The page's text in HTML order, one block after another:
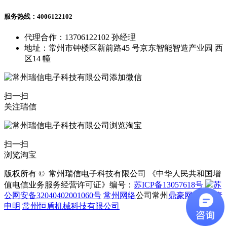
服务热线：4006122102
代理合作：13706122102 孙经理
地址：常州市钟楼区新前路45 号京东智能智造产业园 西
区14 幢
扫一扫
关注瑞信
扫一扫
浏览淘宝
版权所有 © 常州瑞信电子科技有限公司 《中华人民共和国增
值电信业务服务经营许可证》编号： 苏ICP备13057618号
苏
公网安备32040402001060号 常州网络公司常州 鼎豪网络|免责
申明 常州恒盾机械科技有限公司